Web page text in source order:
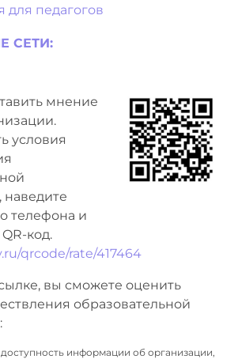
для педагогов
СЕТИ:
мнение
условия
наведите
телефона и
код.
qrcode/rate/417464
вы сможете оценить
образовательной
информации об организации,